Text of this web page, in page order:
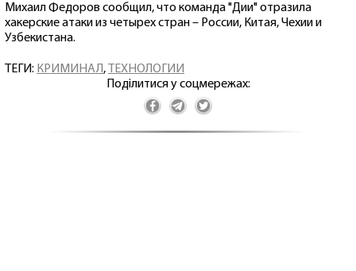
Михаил Федоров сообщил, что команда "Дии" отразила
хакерские атаки из четырех стран – России, Китая, Чехии и
Узбекистана.
ТЕГИ: КРИМИНАЛ ,
ТЕХНОЛОГИИ
Поділитися у соцмережах: